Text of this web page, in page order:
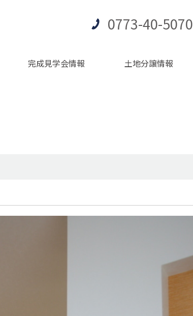
0773-40-5070
完成見学会情報 土地分譲情報